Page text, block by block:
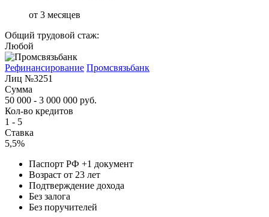
от 3 месяцев
Общий трудовой стаж:
Любой
Рефинансирование Промсвязьбанк
Лиц №3251
Сумма
50 000 - 3 000 000 руб.
Кол-во кредитов
1 - 5
Ставка
5,5%
Паспорт РФ +1 документ
Возраст от 23 лет
Подтверждение дохода
Без залога
Без поручителей